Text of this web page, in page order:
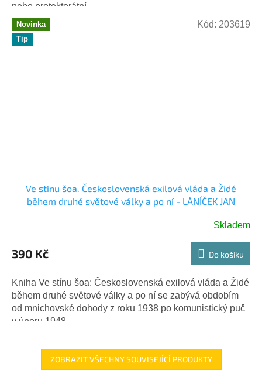
nebo protektorátní...
Novinka
Tip
Ve stínu šoa. Československá exilová vláda a Židé
během druhé světové války a po ní - LÁNÍČEK JAN
Skladem
390 Kč Do košíku
Kniha Ve stínu šoa: Československá exilová vláda a Židé
během druhé světové války a po ní se zabývá obdobím
od mnichovské dohody z roku 1938 po komunistický puč
v únoru 1948....
Kód: 203619
ZOBRAZIT VŠECHNY SOUVISEJÍCÍ PRODUKTY